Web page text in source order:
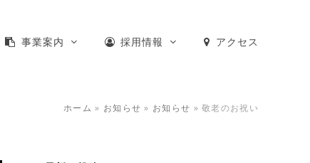
事業案内 採用情報 アクセス
ホーム » お知らせ » お知らせ »敬老のお祝い